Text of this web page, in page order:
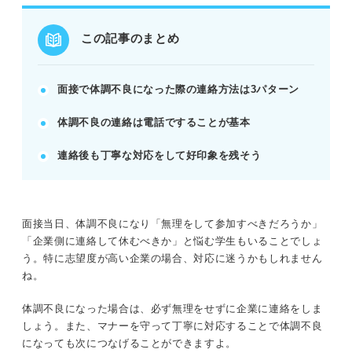
例：日程変更希望の場合「来週〇日、〇日、〇日の
〇時～〇時の日程が空いています」
連絡後も気を抜かず、誠実な対応と予防を徹底
の証拠を残す。
熱意を伝える。
を忘れずに対応することが評価につながる。
面接当日に体調不良になったら3パターンで誠
実に対応しよう
大前提！ 体調不良にもかかわらず無理をして
この記事のまとめ
面接で体調不良になった際の連絡方法は3パターン
体調不良の連絡は電話ですることが基本
連絡後も丁寧な対応をして好印象を残そう
面接当日、体調不良になり「無理をして参加すべきだろうか」
「企業側に連絡して休むべきか」と悩む学生もいることでしょ
う。特に志望度が高い企業の場合、対応に迷うかもしれません
ね。
体調不良になった場合は、必ず無理をせずに企業に連絡をしま
しょう。また、マナーを守って丁寧に対応することで体調不良
になっても次につなげることができますよ。